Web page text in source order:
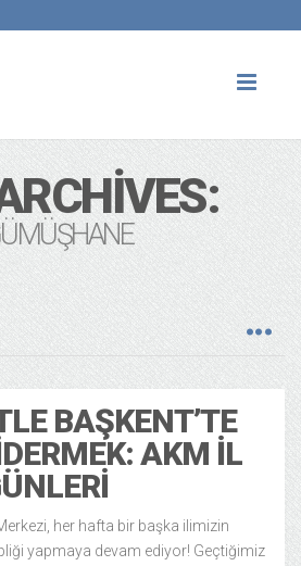
BAŞKENT’TE
AKM İL
her hafta bir başka ilimizin
yapmaya devam ediyor! Geçtiğimiz